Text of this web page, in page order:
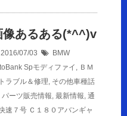
像あるある(*^^)v
07/03
BMW
Spモディファイ , ＢＭ
ラブル＆修理, その他車種話
パーツ販売情報, 最新情報, 通
速７号 Ｃ１８０アバンギャ